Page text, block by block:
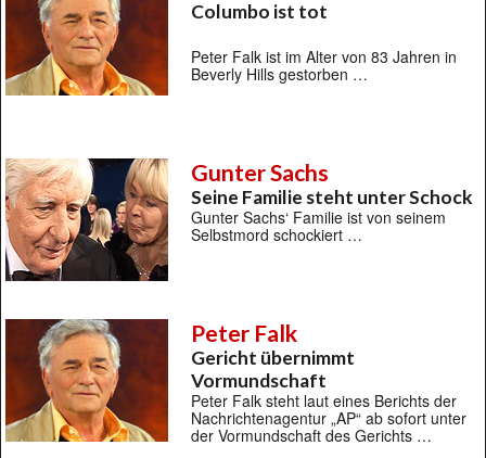
Columbo ist tot
Peter Falk ist im Alter von 83 Jahren in
Beverly Hills gestorben …
Gunter Sachs
Seine Familie steht unter Schock
Gunter Sachs‘ Familie ist von seinem
Selbstmord schockiert …
Peter Falk
Gericht übernimmt
Vormundschaft
Peter Falk steht laut eines Berichts der
Nachrichtenagentur „AP“ ab sofort unter
der Vormundschaft des Gerichts …